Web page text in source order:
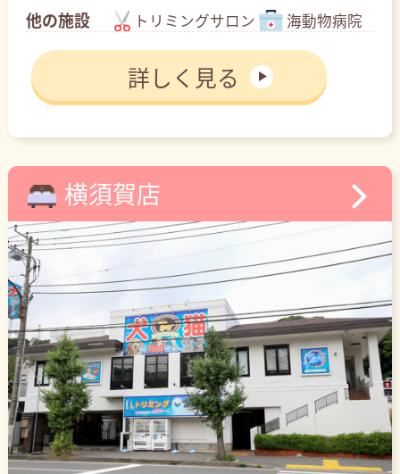
他の施設
トリミングサロン 海動物病院
詳しく見る
横須賀店